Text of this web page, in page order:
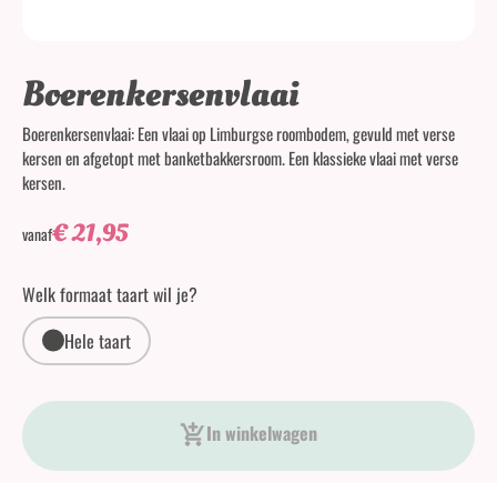
Boerenkersenvlaai
Boerenkersenvlaai: Een vlaai op Limburgse roombodem, gevuld met verse
kersen en afgetopt met banketbakkersroom. Een klassieke vlaai met verse
kersen.
vanaf€21,95
Welk formaat taart wil je?
Hele taart
Boerenkersenvlaai aantal
In winkelwagen